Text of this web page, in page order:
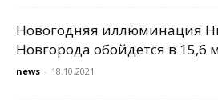
Новогодняя иллюминация
Новгорода обойдется в 15,6
news - 18.10.2021